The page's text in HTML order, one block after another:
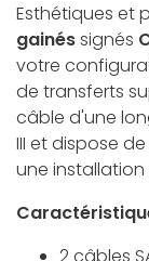
Esthétiques et
gainéssignés
votre
de transferts
câble d'une
III et dispose
une installation